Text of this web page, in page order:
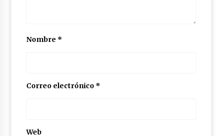
Nombre *
Correo electrónico *
Web